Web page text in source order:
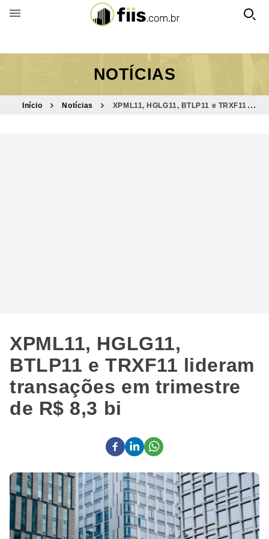
BUSCAR POR FUNDO
NOTÍCIAS
Início Notícias
XPML11, HGLG11, BTLP11 e TRXF11
XPML11, HGLG11,
BTLP11 e TRXF11 lideram
transações em trimestre
de R$ 8,3 bi